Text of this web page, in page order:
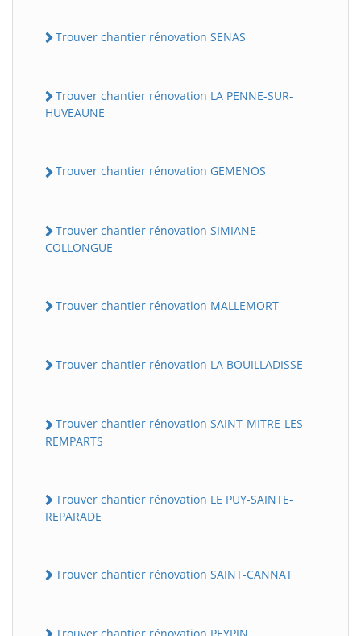
Trouver chantier rénovation SENAS
Trouver chantier rénovation LA PENNE-SUR-
HUVEAUNE
Trouver chantier rénovation GEMENOS
Trouver chantier rénovation SIMIANE-
COLLONGUE
Trouver chantier rénovation MALLEMORT
Trouver chantier rénovation LA BOUILLADISSE
Trouver chantier rénovation SAINT-MITRE-LES-
REMPARTS
Trouver chantier rénovation LE PUY-SAINTE-
REPARADE
Trouver chantier rénovation SAINT-CANNAT